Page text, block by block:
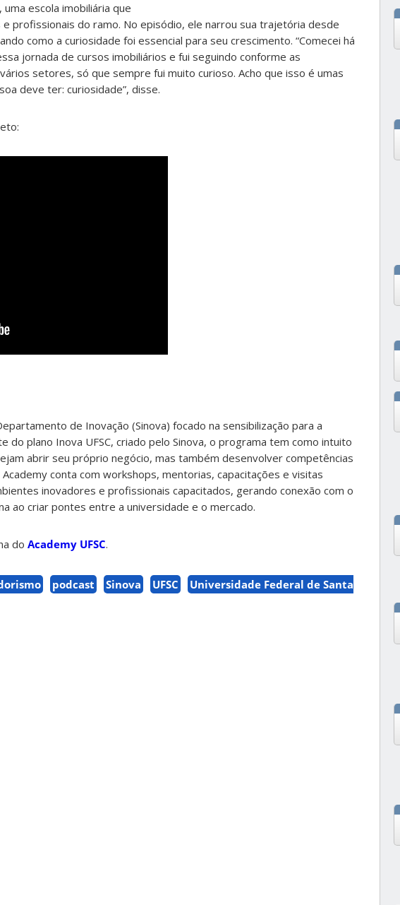
escola imobiliária que
profissionais do ramo. No episódio, ele narrou sua trajetória desde
como a curiosidade foi essencial para seu crescimento. “Comecei há
jornada de cursos imobiliários e fui seguindo conforme as
setores, só que sempre fui muito curioso. Acho que isso é umas
deve ter: curiosidade”, disse.
de Inovação (Sinova) focado na sensibilização para a
do plano Inova UFSC, criado pelo Sinova, o programa tem como intuito
abrir seu próprio negócio, mas também desenvolver competências
conta com workshops, mentorias, capacitações e visitas
inovadores e profissionais capacitados, gerando conexão com o
ao criar pontes entre a universidade e o mercado.
do Academy UFSC.
podcast Sinova UFSC
Universidade Federal de Santa